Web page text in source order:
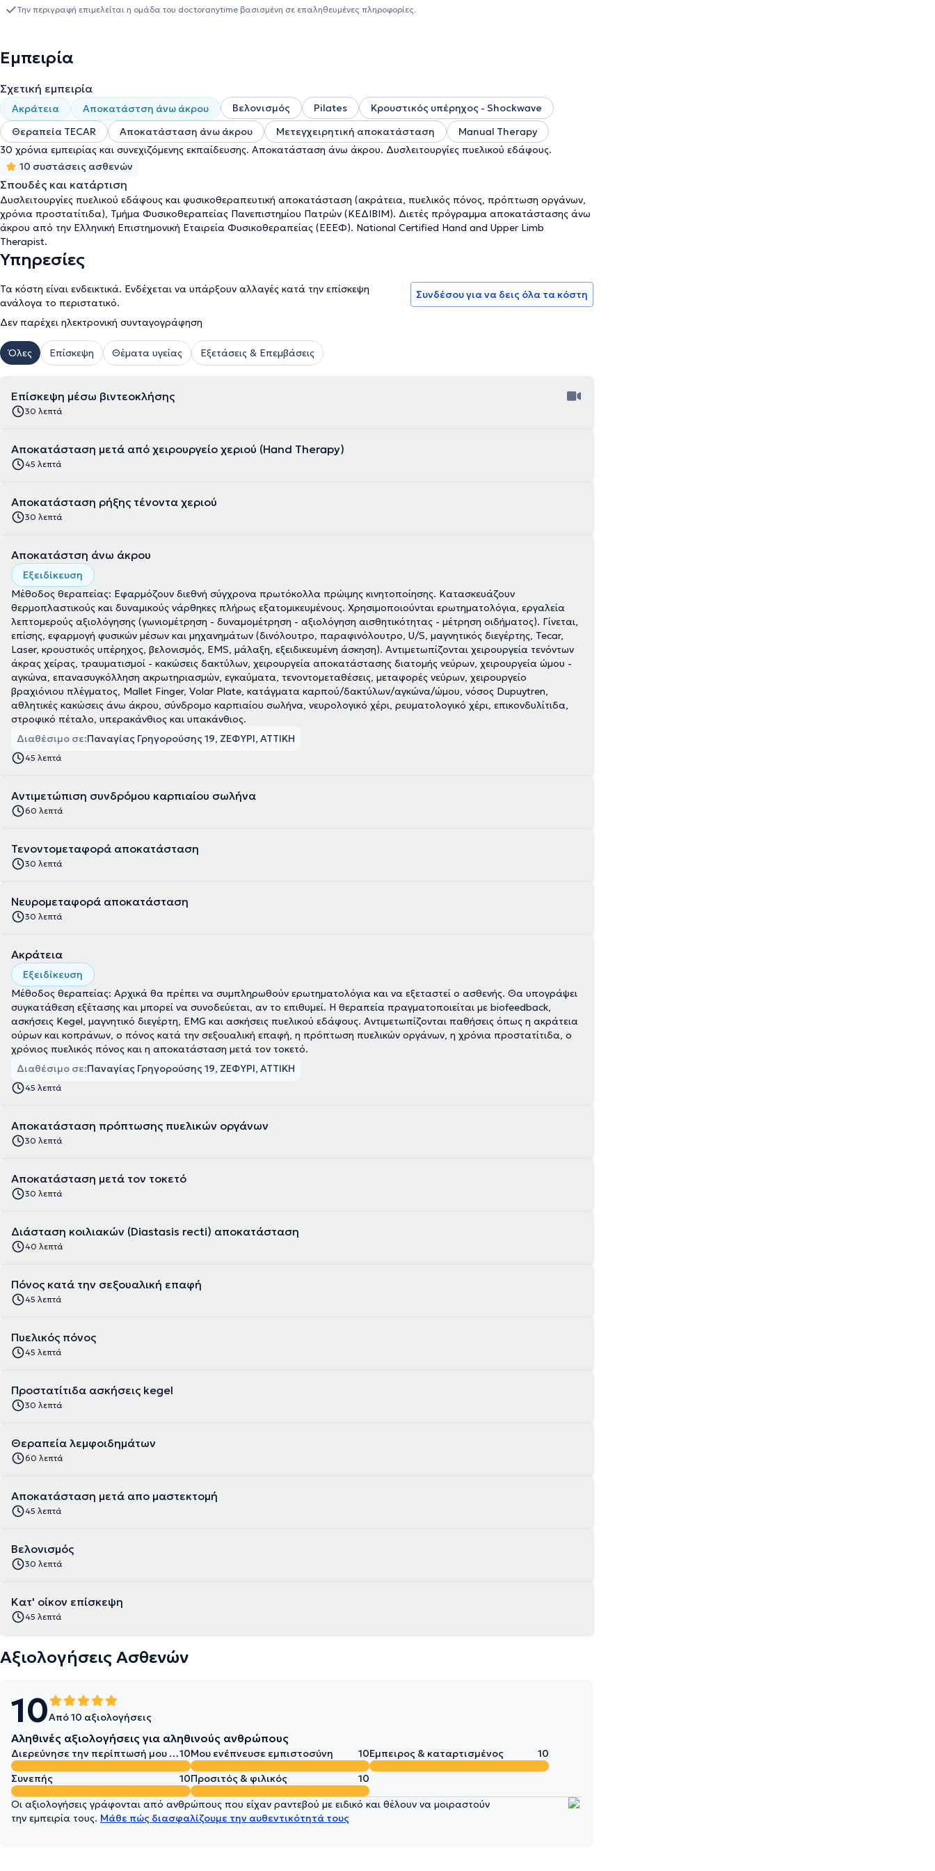
μηχανήματα όπως μαγνητικός διεγέρτης, κρουστικός υπέρηχος, tecar, biofeedback, έλξη-αποσυμπίεση σπονδυλικής στήλης
παθήσεις, ενώ υπάρχει
Την περιγραφή επιμελείται η ομάδα του doctoranytime βασισμένη σε επαληθευμένες πληροφορίες.
Εμπειρία
Σχετική εμπειρία
Ακράτεια Αποκατάστση άνω άκρου Βελονισμός Pilates
Κρουστικός υπέρηχος - Shockwave
Θεραπεία TECAR
Αποκατάσταση άνω άκρου Μετεγχειρητική αποκατάσταση
Manual Therapy
30 χρόνια εμπειρίας και συνεχιζόμενης εκπαίδευσης. Αποκατάσταση άνω άκρου. Δυσλειτουργίες πυελικού εδάφους.
10 συστάσεις ασθενών
Σπουδές και κατάρτιση
Δυσλειτουργίες πυελικού εδάφους και φυσικοθεραπευτική αποκατάσταση (ακράτεια, πυελικός πόνος, πρόπτωση οργάνων,
χρόνια προστατίτιδα), Τμήμα Φυσικοθεραπείας Πανεπιστημίου Πατρών (ΚΕΔΙΒΙΜ). Διετές πρόγραμμα αποκατάστασης άνω
άκρου από την Ελληνική Επιστημονική Εταιρεία Φυσικοθεραπείας (ΕΕΕΦ). National Certified Hand and Upper Limb
Therapist.
Υπηρεσίες
Τα κόστη είναι ενδεικτικά. Ενδέχεται να υπάρξουν αλλαγές κατά την επίσκεψη
ανάλογα το περιστατικό.
Δεν παρέχει ηλεκτρονική συνταγογράφηση
Συνδέσου για να δεις όλα τα κόστη
Όλες Επίσκεψη Θέματα υγείας Εξετάσεις & Επεμβάσεις
Επίσκεψη μέσω βιντεοκλήσης
30 λεπτά
Αποκατάσταση μετά από χειρουργείο χεριού (Hand Therapy)
45 λεπτά
Αποκατάσταση ρήξης τένοντα χεριού
30 λεπτά
Αποκατάστση άνω άκρου
Εξειδίκευση
Μέθοδος θεραπείας: Εφαρμόζουν διεθνή σύγχρονα πρωτόκολλα πρώιμης κινητοποίησης. Κατασκευάζουν
θερμοπλαστικούς και δυναμικούς νάρθηκες πλήρως εξατομικευμένους. Χρησιμοποιούνται ερωτηματολόγια, εργαλεία
λεπτομερούς αξιολόγησης (γωνιομέτρηση - δυναμομέτρηση - αξιολόγηση αισθητικότητας - μέτρηση οιδήματος). Γίνεται,
επίσης, εφαρμογή φυσικών μέσων και μηχανημάτων (δινόλουτρο, παραφινόλουτρο, U/S, μαγνητικός διεγέρτης, Tecar,
Laser, κρουστικός υπέρηχος, βελονισμός, ΕMS, μάλαξη, εξειδικευμένη άσκηση). Αντιμετωπίζονται χειρουργεία τενόντων
άκρας χείρας, τραυματισμοί - κακώσεις δακτύλων, χειρουργεία αποκατάστασης διατομής νεύρων, χειρουργεία ώμου -
αγκώνα, επανασυγκόλληση ακρωτηριασμών, εγκαύματα, τενοντομεταθέσεις, μεταφορές νεύρων, χειρουργείο
βραχιόνιου πλέγματος, Mallet Finger, Volar Plate, κατάγματα καρπού/δακτύλων/αγκώνα/ώμου, νόσος Dupuytren,
αθλητικές κακώσεις άνω άκρου, σύνδρομο καρπιαίου σωλήνα, νευρολογικό χέρι, ρευματολογικό χέρι, επικονδυλίτιδα,
στροφικό πέταλο, υπερακάνθιος και υπακάνθιος.
Διαθέσιμο σε:Παναγίας Γρηγορούσης 19, ΖΕΦΥΡΙ, ΑΤΤΙΚΗ
45 λεπτά
Αντιμετώπιση συνδρόμου καρπιαίου σωλήνα
60 λεπτά
Τενοντομεταφορά αποκατάσταση
30 λεπτά
Νευρομεταφορά αποκατάσταση
30 λεπτά
Ακράτεια
Εξειδίκευση
Μέθοδος θεραπείας: Αρχικά θα πρέπει να συμπληρωθούν ερωτηματολόγια και να εξεταστεί ο ασθενής. Θα υπογράψει
συγκατάθεση εξέτασης και μπορεί να συνοδεύεται, αν το επιθυμεί. Η θεραπεία πραγματοποιείται με biofeedback,
ασκήσεις Kegel, μαγνητικό διεγέρτη, EMG και ασκήσεις πυελικού εδάφους. Αντιμετωπίζονται παθήσεις όπως η ακράτεια
ούρων και κοπράνων, ο πόνος κατά την σεξουαλική επαφή, η πρόπτωση πυελικών οργάνων, η χρόνια προστατίτιδα, ο
χρόνιος πυελικός πόνος και η αποκατάσταση μετά τον τοκετό.
Διαθέσιμο σε:Παναγίας Γρηγορούσης 19, ΖΕΦΥΡΙ, ΑΤΤΙΚΗ
45 λεπτά
Αποκατάσταση πρόπτωσης πυελικών οργάνων
30 λεπτά
Αποκατάσταση μετά τον τοκετό
30 λεπτά
Διάσταση κοιλιακών (Diastasis recti) αποκατάσταση
40 λεπτά
Πόνος κατά την σεξουαλική επαφή
45 λεπτά
Πυελικός πόνος
45 λεπτά
Προστατίτιδα ασκήσεις kegel
30 λεπτά
Θεραπεία λεμφοιδημάτων
60 λεπτά
Αποκατάσταση μετά απο μαστεκτομή
45 λεπτά
Βελονισμός
30 λεπτά
Κατ' οίκον επίσκεψη
45 λεπτά
Αξιολογήσεις Ασθενών
10Από 10 αξιολογήσεις
Αληθινές αξιολογήσεις για αληθινούς ανθρώπους
Διερεύνησε την περίπτωσή μου σε βάθος10Μου ενέπνευσε εμπιστοσύνη 10Έμπειρος & καταρτισμένος
10
Συνεπής
10Προσιτός & φιλικός 10
Οι αξιολογήσεις γράφονται από ανθρώπους που είχαν ραντεβού με ειδικό και θέλουν να μοιραστούν
την εμπειρία τους. Μάθε πώς διασφαλίζουμε την αυθεντικότητά τους